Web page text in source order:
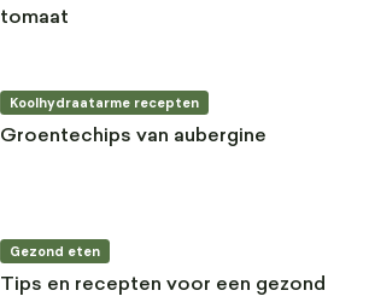
tomaat
Koolhydraatarme recepten
Groentechips van aubergine
Gezond eten
Tips en recepten voor een gezond